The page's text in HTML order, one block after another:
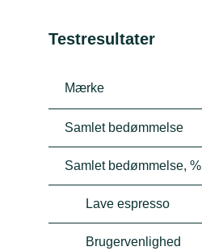
Testresultater
Mærke
Samlet bedømmelse
Samlet bedømmelse, %
Lave espresso
Brugervenlighed